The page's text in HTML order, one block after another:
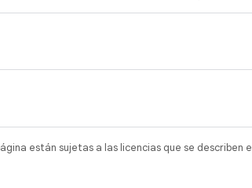
están sujetas a las licencias que se describen